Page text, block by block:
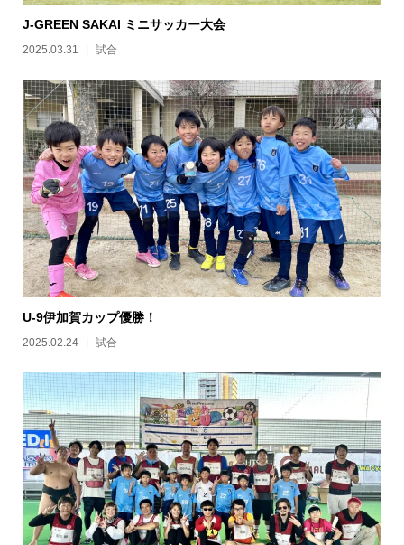
J-GREEN SAKAI ミニサッカー大会
2025.03.31 試合
U-9伊加賀カップ優勝！
2025.02.24 試合